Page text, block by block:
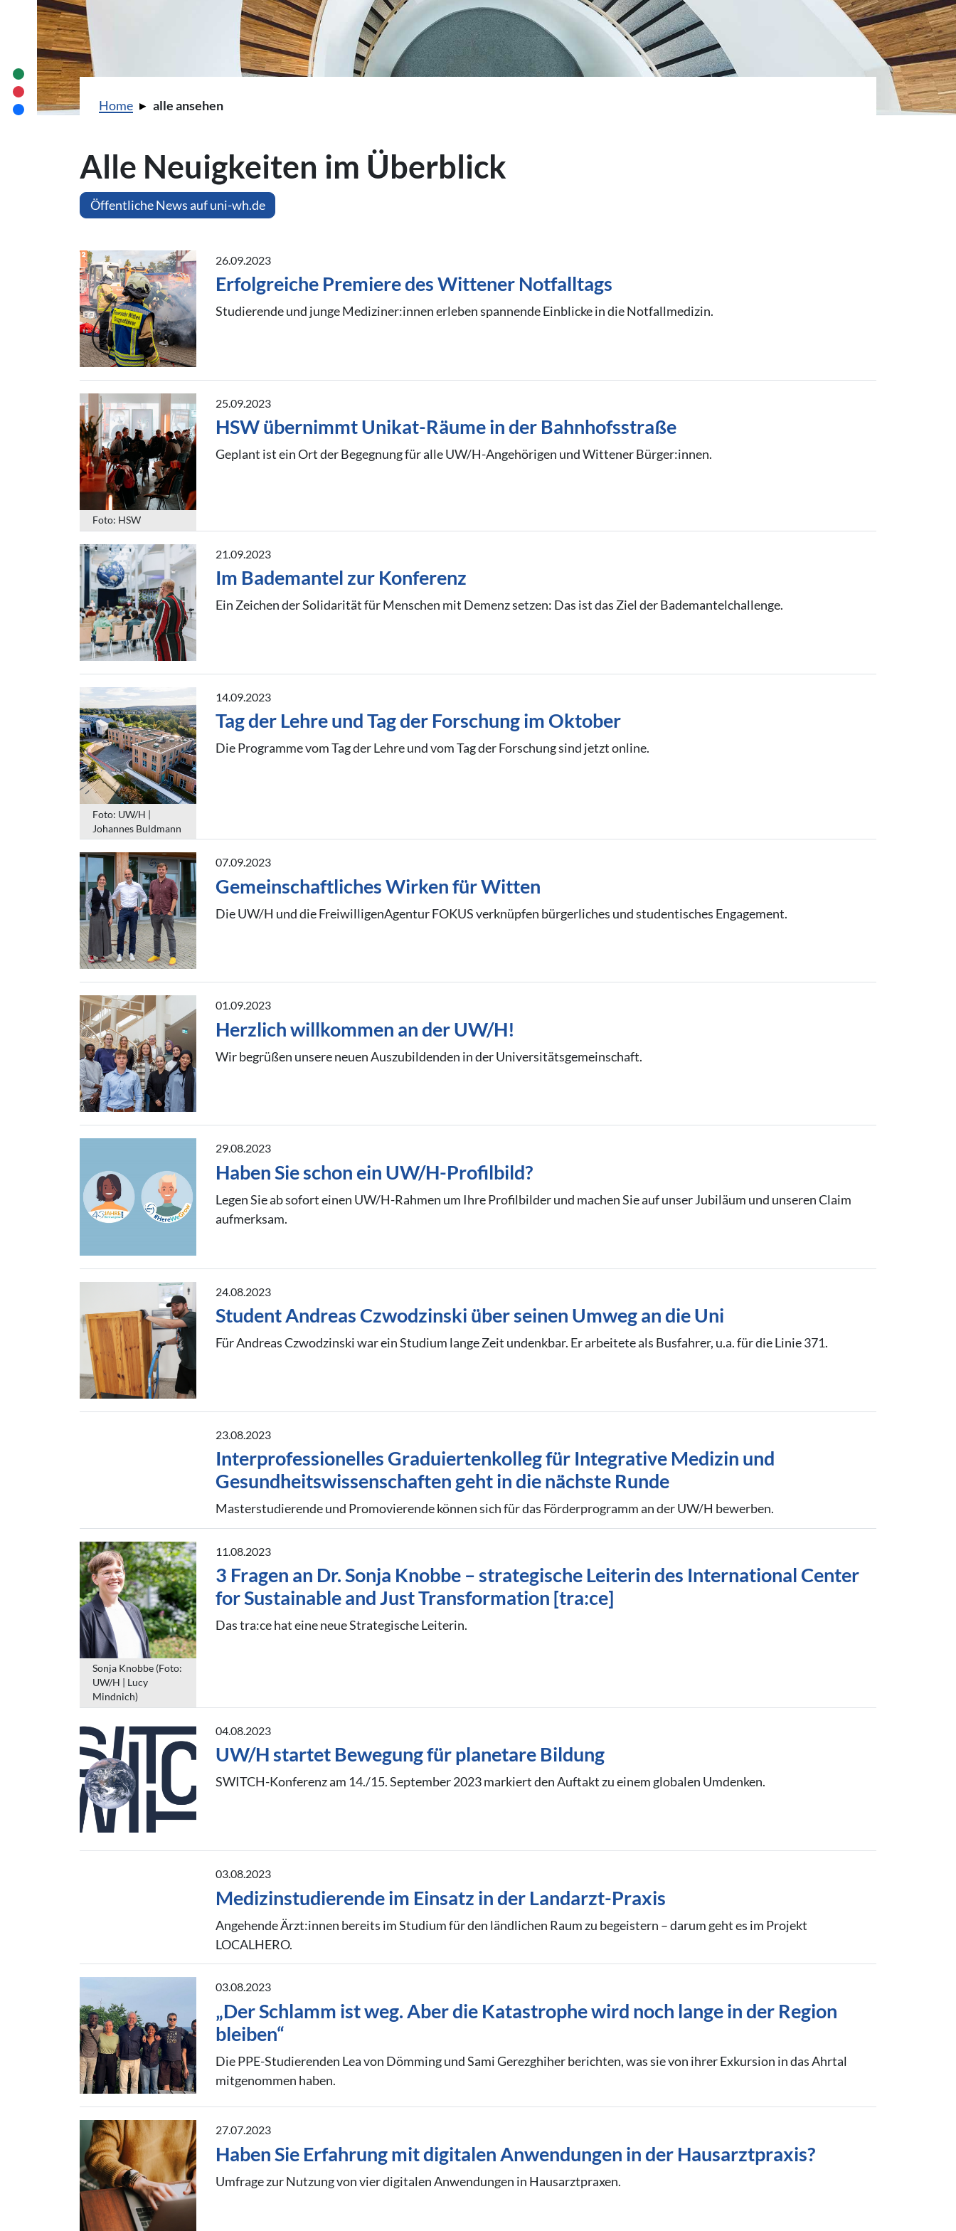
Sie sind hier:
Home alle ansehen
Alle Neuigkeiten im Überblick
Öffentliche News auf uni-wh.de
26.09.2023
Erfolgreiche Premiere des Wittener Notfalltags
Studierende und junge Mediziner:innen erleben spannende Einblicke in die Notfallmedizin.
Foto: HSW
25.09.2023
HSW übernimmt Unikat-Räume in der Bahnhofsstraße
Geplant ist ein Ort der Begegnung für alle UW/H-Angehörigen und Wittener Bürger:innen.
21.09.2023
Im Bademantel zur Konferenz
Ein Zeichen der Solidarität für Menschen mit Demenz setzen: Das ist das Ziel der Bademantelchallenge.
Foto: UW/H |
Johannes Buldmann
14.09.2023
Tag der Lehre und Tag der Forschung im Oktober
Die Programme vom Tag der Lehre und vom Tag der Forschung sind jetzt online.
07.09.2023
Gemeinschaftliches Wirken für Witten
Die UW/H und die FreiwilligenAgentur FOKUS verknüpfen bürgerliches und studentisches Engagement.
01.09.2023
Herzlich willkommen an der UW/H!
Wir begrüßen unsere neuen Auszubildenden in der Universitätsgemeinschaft.
29.08.2023
Haben Sie schon ein UW/H-Profilbild?
Legen Sie ab sofort einen UW/H-Rahmen um Ihre Profilbilder und machen Sie auf unser Jubiläum und unseren Claim
aufmerksam.
24.08.2023
Student Andreas Czwodzinski über seinen Umweg an die Uni
Für Andreas Czwodzinski war ein Studium lange Zeit undenkbar. Er arbeitete als Busfahrer, u.a. für die Linie 371.
23.08.2023
Interprofessionelles Graduiertenkolleg für Integrative Medizin und
Gesundheitswissenschaften geht in die nächste Runde
Masterstudierende und Promovierende können sich für das Förderprogramm an der UW/H bewerben.
Sonja Knobbe (Foto:
UW/H | Lucy
Mindnich)
11.08.2023
3 Fragen an Dr. Sonja Knobbe – strategische Leiterin des International Center
for Sustainable and Just Transformation [tra:ce]
Das tra:ce hat eine neue Strategische Leiterin.
04.08.2023
UW/H startet Bewegung für planetare Bildung
SWITCH-Konferenz am 14./15. September 2023 markiert den Auftakt zu einem globalen Umdenken.
03.08.2023
Medizinstudierende im Einsatz in der Landarzt-Praxis
Angehende Ärzt:innen bereits im Studium für den ländlichen Raum zu begeistern – darum geht es im Projekt
LOCALHERO.
03.08.2023
„Der Schlamm ist weg. Aber die Katastrophe wird noch lange in der Region
bleiben“
Die PPE-Studierenden Lea von Dömming und Sami Gerezghiher berichten, was sie von ihrer Exkursion in das Ahrtal
mitgenommen haben.
27.07.2023
Haben Sie Erfahrung mit digitalen Anwendungen in der Hausarztpraxis?
Umfrage zur Nutzung von vier digitalen Anwendungen in Hausarztpraxen.